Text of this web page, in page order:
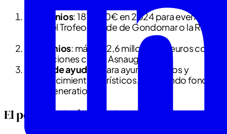
Patrocinios: 181.000€ en 2024 para eventos
como el Trofeo Conde de Gondomar o la Regata
Convenios: más de 2,6 millones de euros con
asociaciones como Asnauga
Líneas de ayudas
: para ayuntamientos y
establecimientos turísticos, incluyendo fondos
Next Generation
El potencial náutico de Pontevedra